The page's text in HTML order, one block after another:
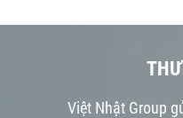
Việt Nhật Group